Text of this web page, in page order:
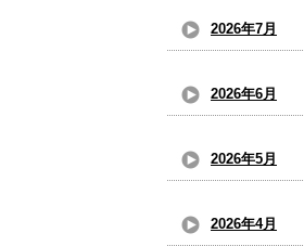
2026年7月
2026年6月
2026年5月
2026年4月